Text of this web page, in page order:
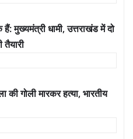
हैं: मुख्यमंत्री धामी, उत्तराखंड में दो
तैयारी
की गोली मारकर हत्या, भारतीय